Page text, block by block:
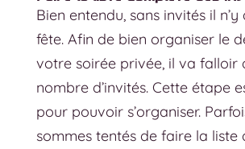
Bien entendu, sans invités il
fête. Afin de bien organiser le
votre soirée privée, il va falloir
nombre d’invités. Cette étape
pour pouvoir s’organiser.
sommes tentés de faire la liste